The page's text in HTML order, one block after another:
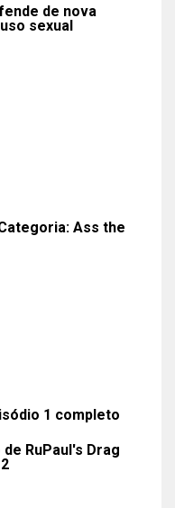
de nova
sexual
Ass the
1 completo
RuPaul's Drag